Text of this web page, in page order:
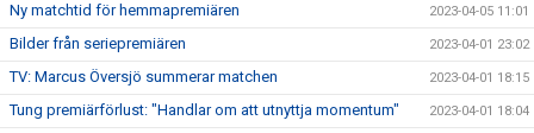
Ny matchtid för hemmapremiären 2023-04-05 11:01
Bilder från seriepremiären 2023-04-01 23:02
TV: Marcus Översjö summerar matchen 2023-04-01 18:15
Tung premiärförlust: "Handlar om att utnyttja momentum" 2023-04-01 18:04